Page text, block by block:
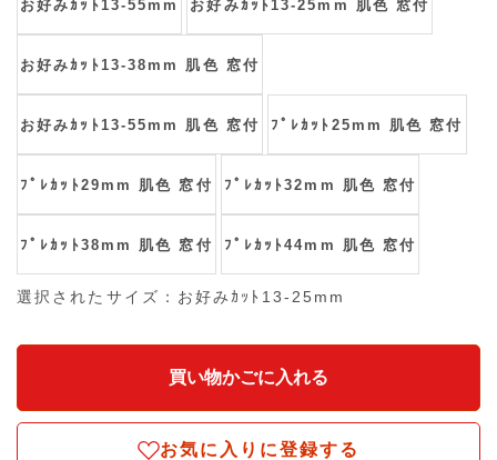
お好みｶｯﾄ13-55mm お好みｶｯﾄ13-25mm 肌色 窓付
お好みｶｯﾄ13-38mm 肌色 窓付
お好みｶｯﾄ13-55mm 肌色 窓付 ﾌﾟﾚｶｯﾄ25mm 肌色 窓付
ﾌﾟﾚｶｯﾄ29mm 肌色 窓付 ﾌﾟﾚｶｯﾄ32mm 肌色 窓付
ﾌﾟﾚｶｯﾄ38mm 肌色 窓付 ﾌﾟﾚｶｯﾄ44mm 肌色 窓付
選択されたサイズ：お好みｶｯﾄ13-25mm
お気に入りに登録する